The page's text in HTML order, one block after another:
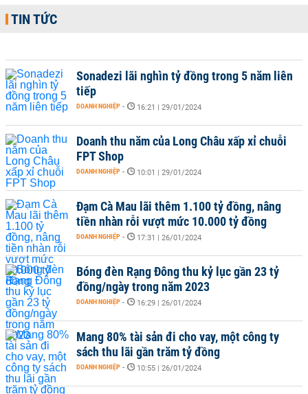
TIN TỨC
Sonadezi lãi nghìn tỷ đồng trong 5 năm liên
tiếp
DOANH NGHIỆP - 16:21 | 29/01/2024
Doanh thu năm của Long Châu xấp xỉ chuỗi
FPT Shop
DOANH NGHIỆP - 10:01 | 29/01/2024
Đạm Cà Mau lãi thêm 1.100 tỷ đồng, nâng
tiền nhàn rỗi vượt mức 10.000 tỷ đồng
DOANH NGHIỆP - 17:31 | 26/01/2024
Bóng đèn Rạng Đông thu kỷ lục gần 23 tỷ
đồng/ngày trong năm 2023
DOANH NGHIỆP - 16:29 | 26/01/2024
Mang 80% tài sản đi cho vay, một công ty
sách thu lãi gần trăm tỷ đồng
DOANH NGHIỆP - 10:55 | 26/01/2024